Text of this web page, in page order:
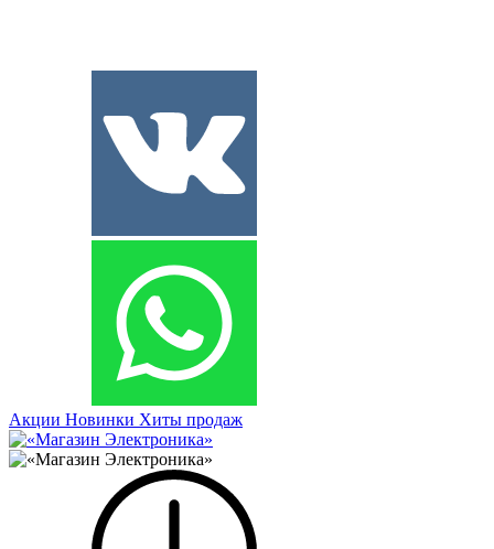
Акции Новинки Хиты продаж